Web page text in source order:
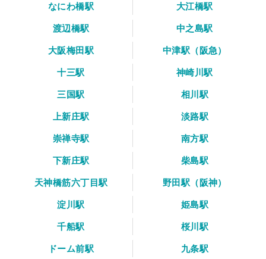
なにわ橋駅
大江橋駅
渡辺橋駅
中之島駅
大阪梅田駅
中津駅（阪急）
十三駅
神崎川駅
三国駅
相川駅
上新庄駅
淡路駅
崇禅寺駅
南方駅
下新庄駅
柴島駅
天神橋筋六丁目駅
野田駅（阪神）
淀川駅
姫島駅
千船駅
桜川駅
ドーム前駅
九条駅